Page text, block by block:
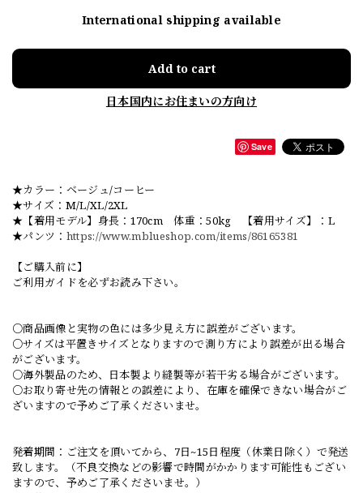
International shipping available
Add to cart
日本国内にお住まいの方向け
Save
★カラー：ベージュ/コーヒー
★サイズ：M/L/XL/2XL
★【着用モデル】身長：170cm 体重：50kg 【着用サイズ】：L
★パンツ： https://www.mblueshop.com/items/86165381
【ご購入前に】
ご利用ガイドを必ずお読み下さい。
○商品画像と実物の色には多少見え方に誤差がございます。
○サイズは平置きサイズとなりますので測り方により誤差が出る場合
がございます。
○海外製品のため、日本製より縫製等が若干劣る場合がございます。
○お取り寄せ先の情報との誤差により、在庫を確保できない場合がご
ざいますので予めご了承くださいませ。
発着期間：ご注文を頂いてから、7日~15日程度（休業日除く）で発送
致します。（不良交換などの影響で時間がかかります可能性もござい
ますので、予めご了承くださいませ。）